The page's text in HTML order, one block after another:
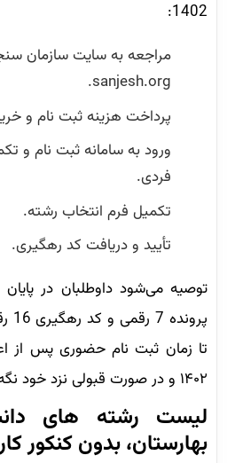
1402:
مراجعه به سایت سازمان
sanjesh.org.
پرداخت هزینه ثبت نام و
ورود به سامانه ثبت نام و
فردی.
تکمیل فرم انتخاب رشته.
تأیید و دریافت کد رهگیری.
توصیه می‌شود داوطلبان در
تا زمان ثبت نام حضوری پس از
۱۴۰۲ و در صورت قبولی نزد خود نگه دارند.
لیست رشته های
بهارستان، بدون کنکور